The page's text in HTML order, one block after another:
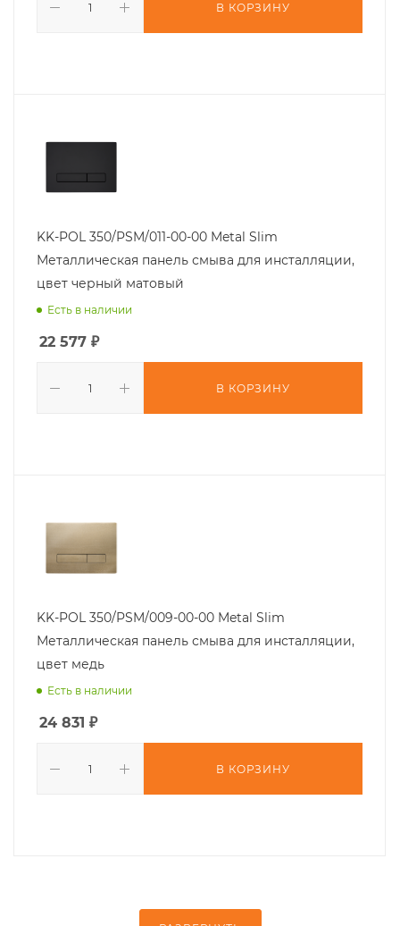
В КОРЗИНУ
KK-POL 350/PSM/011-00-00 Metal Slim
Металлическая панель смыва для инсталляции,
цвет черный матовый
Есть в наличии
22 577 ₽
В КОРЗИНУ
KK-POL 350/PSM/009-00-00 Metal Slim
Металлическая панель смыва для инсталляции,
цвет медь
Есть в наличии
24 831 ₽
В КОРЗИНУ